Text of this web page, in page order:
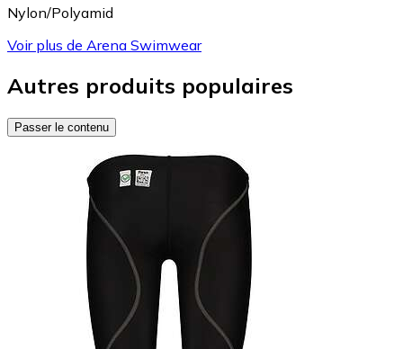
Nylon/Polyamid
Voir plus de Arena Swimwear
Autres produits populaires
Passer le contenu